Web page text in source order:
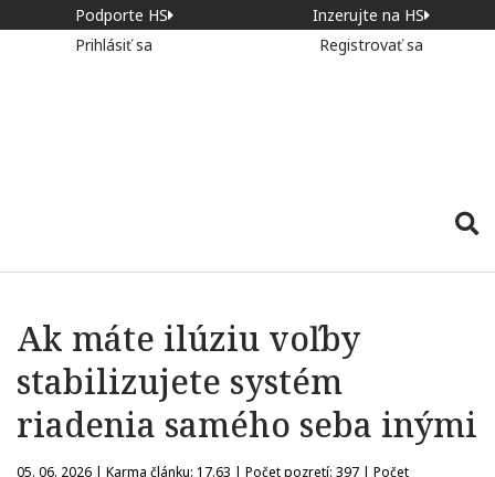
Podporte HS
Inzerujte na HS
Prihlásiť sa
Registrovať sa
Ak máte ilúziu voľby
stabilizujete systém
riadenia samého seba inými
05. 06. 2026 | Karma článku: 17.63 | Počet pozretí: 397 | Počet